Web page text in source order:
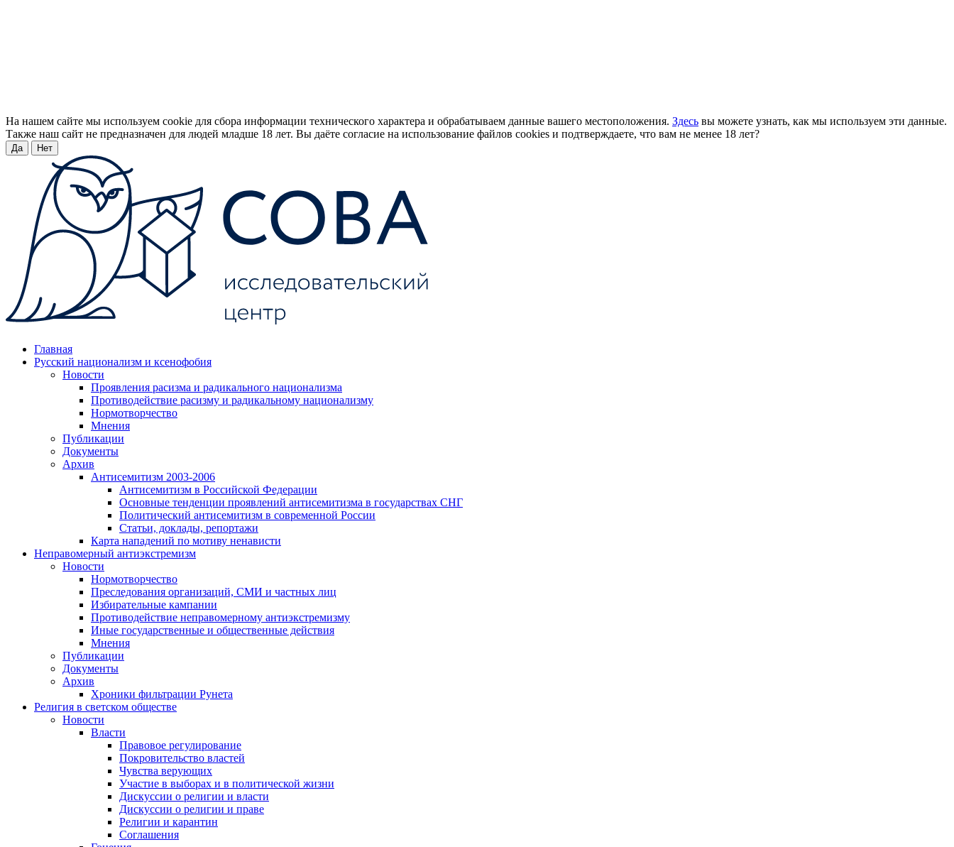
На нашем сайте мы используем cookie для сбора информации технического характера и обрабатываем данные вашего местоположения. Здесь вы можете узнать, как мы используем эти данные.
Также наш сайт не предназначен для людей младше 18 лет. Вы даёте согласие на использование файлов cookies и подтверждаете, что вам не менее 18 лет?
Да Нет
Главная
Русский национализм и ксенофобия
Новости
Проявления расизма и радикального национализма
Противодействие расизму и радикальному национализму
Нормотворчество
Мнения
Публикации
Документы
Архив
Антисемитизм 2003-2006
Антисемитизм в Российской Федерации
Основные тенденции проявлений антисемитизма в государствах СНГ
Политический антисемитизм в современной России
Статьи, доклады, репортажи
Карта нападений по мотиву ненависти
Неправомерный антиэкстремизм
Новости
Нормотворчество
Преследования организаций, СМИ и частных лиц
Избирательные кампании
Противодействие неправомерному антиэкстремизму
Иные государственные и общественные действия
Мнения
Публикации
Документы
Архив
Хроники фильтрации Рунета
Религия в светском обществе
Новости
Власти
Правовое регулирование
Покровительство властей
Чувства верующих
Участие в выборах и в политической жизни
Дискуссии о религии и власти
Дискуссии о религии и праве
Религии и карантин
Соглашения